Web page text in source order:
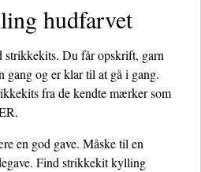
hudfarvet
strikkekits. Du får opskrift, garn
gang og er klar til at gå i gang.
fra de kendte mærker som
en god gave. Måske til en
Find strikkekit kylling